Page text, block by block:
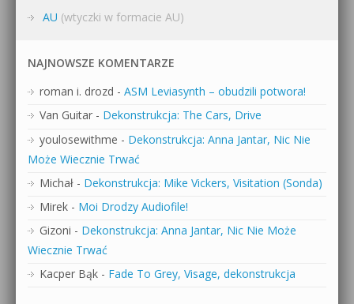
AU (wtyczki w formacie AU)
NAJNOWSZE KOMENTARZE
roman i. drozd - ASM Leviasynth – obudzili potwora!
Van Guitar - Dekonstrukcja: The Cars, Drive
youlosewithme - Dekonstrukcja: Anna Jantar, Nic Nie
Może Wiecznie Trwać
Michał - Dekonstrukcja: Mike Vickers, Visitation (Sonda)
Mirek - Moi Drodzy Audiofile!
Gizoni - Dekonstrukcja: Anna Jantar, Nic Nie Może
Wiecznie Trwać
Kacper Bąk - Fade To Grey, Visage, dekonstrukcja